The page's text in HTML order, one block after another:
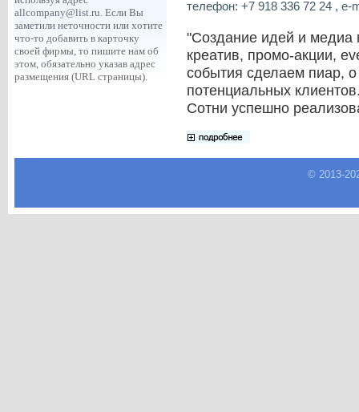
allcompany@list.ru. Если Вы
заметили неточности или хотите
что-то добавить в карточку
своей фирмы, то пишите нам об
этом, обязательно указав адрес
размещения (URL страницы).
телефон: +7 918 336 72 24 , e-
"Создание идей и медиа
креатив, промо-акции,
события сделаем пиар,
потенциальных
Сотни успешно
© 2013-